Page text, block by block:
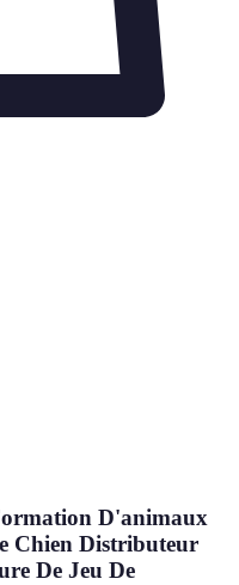
D'animaux
Chien Distributeur
De Jeu De